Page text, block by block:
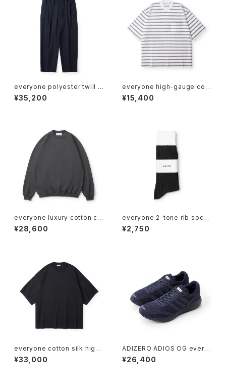
everyone polyester twill c
hef pants (NAVY)
¥35,200
everyone high-gauge cott
on border short sleeve te
e shirt (WHITE×GRAY)
¥15,400
everyone luxury cotton cr
ew neck sweatshirt (CHAR
COAL)
¥28,600
everyone 2-tone rib socks
(BLACK/WHITE)
¥2,750
everyone cotton silk high-
gauge knit short sleeve te
e shirt (BLACK)
¥33,000
ADIZERO ADIOS OG every
one (LEGEND INK)
¥26,400